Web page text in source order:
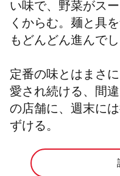
い味で、野菜がス
くからむ。麺と具
もどんどん進んでし
定番の味とはまさ
愛され続ける、間
の店舗に、週末に
ずける。